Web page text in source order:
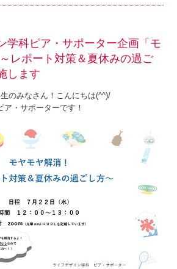
学科ピア・サポーター企画「モ
レポート対策＆夏休みの過ご
します
のみなさん！こんにちは(^^)/
・サポーターです！